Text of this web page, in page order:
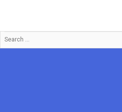
Search
…